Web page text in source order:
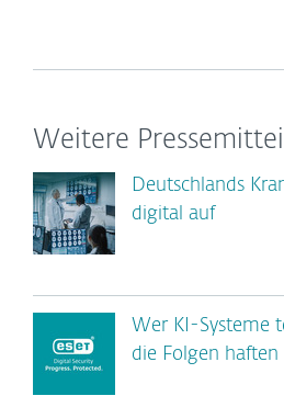
Weitere
Deutschlands
digital auf
Wer KI-Systeme
die Folgen haften